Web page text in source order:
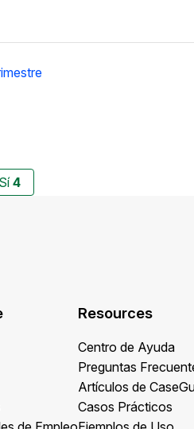
Sí4
Resources
Centro de Ayuda
Preguntas
Artículos de
Casos Prácticos